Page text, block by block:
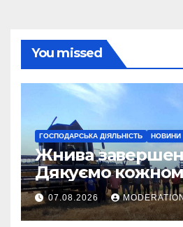
You missed
ГОСПОДАРСЬКА ДІЯЛЬНІСТЬ НОВИНИ
Жнива
Дякуємо
07.08.2026